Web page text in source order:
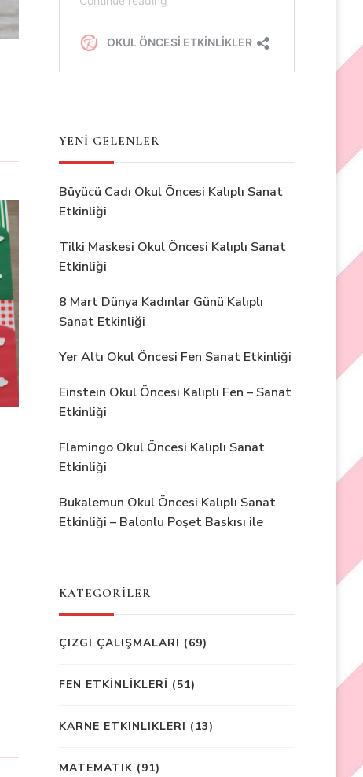
YENİ GELENLER
Büyücü Cadı Okul Öncesi Kalıplı Sanat
Etkinliği
Tilki Maskesi Okul Öncesi Kalıplı Sanat
Etkinliği
8 Mart Dünya Kadınlar Günü Kalıplı
Sanat Etkinliği
Yer Altı Okul Öncesi Fen Sanat Etkinliği
Einstein Okul Öncesi Kalıplı Fen – Sanat
Etkinliği
Flamingo Okul Öncesi Kalıplı Sanat
Etkinliği
Bukalemun Okul Öncesi Kalıplı Sanat
Etkinliği – Balonlu Poşet Baskısı ile
KATEGORİLER
ÇIZGI ÇALIŞMALARI (69)
FEN ETKİNLİKLERİ (51)
KARNE ETKINLIKLERI (13)
MATEMATIK(91)